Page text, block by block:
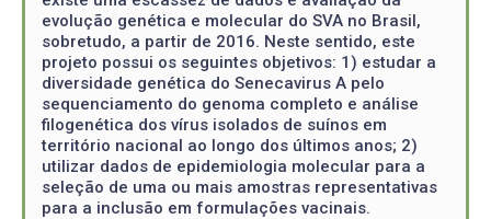
evolução genética e molecular do SVA no Brasil,
sobretudo, a partir de 2016. Neste sentido, este
projeto possui os seguintes objetivos: 1) estudar a
diversidade genética do Senecavirus A pelo
sequenciamento do genoma completo e análise
filogenética dos vírus isolados de suínos em
território nacional ao longo dos últimos anos; 2)
utilizar dados de epidemiologia molecular para a
seleção de uma ou mais amostras representativas
para a inclusão em formulações vacinais.